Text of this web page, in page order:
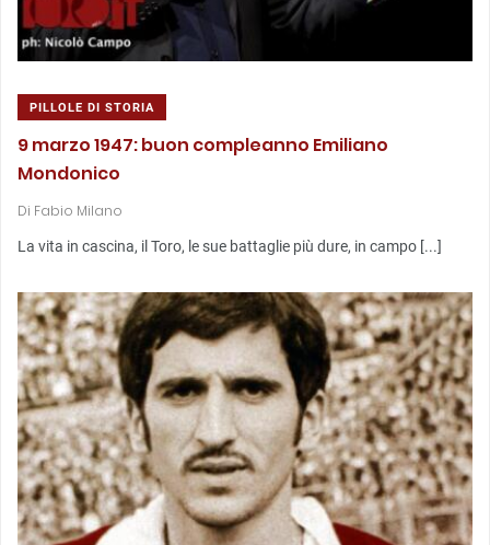
PILLOLE DI STORIA
9 marzo 1947: buon compleanno Emiliano
Mondonico
Di Fabio Milano
La vita in cascina, il Toro, le sue battaglie più dure, in campo [...]